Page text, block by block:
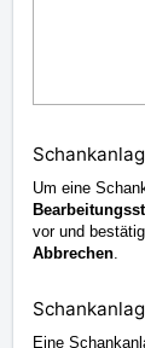
Um eine
vor und
Abbrechen
Eine